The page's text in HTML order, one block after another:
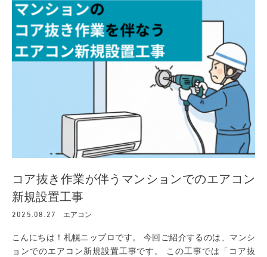
コア抜き作業が伴うマンションでのエアコン
新規設置工事
2025.08.27 エアコン
こんにちは！札幌ニップロです。 今回ご紹介するのは、マンシ
ョンでのエアコン新規設置工事です。 この工事では「コア抜